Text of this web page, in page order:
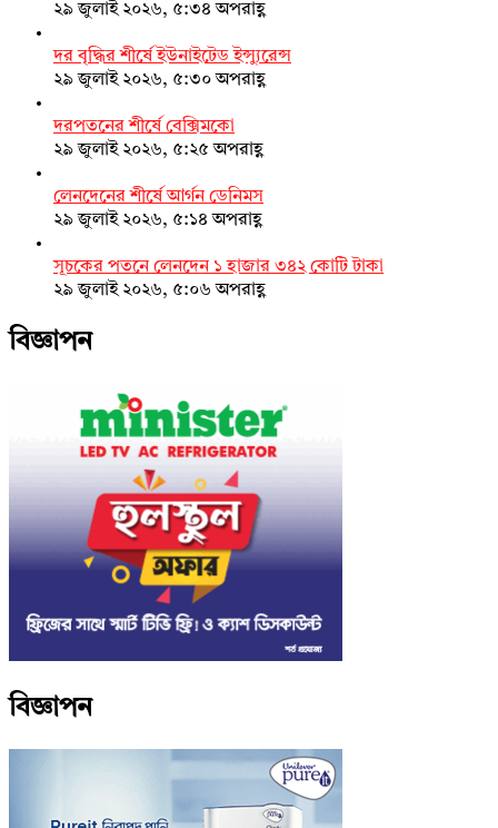
২৯ জুলাই ২০২৬, ৫:৩৪ অপরাহ্ণ
দর বৃদ্ধির শীর্ষে ইউনাইটেড ইন্স্যুরেন্স
২৯ জুলাই ২০২৬, ৫:৩০ অপরাহ্ণ
দরপতনের শীর্ষে বেক্সিমকো
২৯ জুলাই ২০২৬, ৫:২৫ অপরাহ্ণ
লেনদেনের শীর্ষে আর্গন ডেনিমস
২৯ জুলাই ২০২৬, ৫:১৪ অপরাহ্ণ
সূচকের পতনে লেনদেন ১ হাজার ৩৪২ কোটি টাকা
২৯ জুলাই ২০২৬, ৫:০৬ অপরাহ্ণ
বিজ্ঞাপন
বিজ্ঞাপন